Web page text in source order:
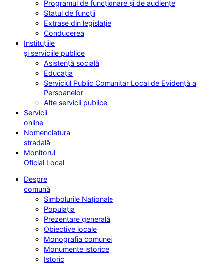
Programul de funcționare și de audiențe
Statul de funcții
Extrase din legislație
Conducerea
Instituțiile
și serviciile publice
Asistență socială
Educația
Serviciul Public Comunitar Local de Evidență a
Persoanelor
Alte servicii publice
Servicii
online
Nomenclatura
stradală
Monitorul
Oficial Local
Despre
comună
Simbolurile Naționale
Populația
Prezentare generală
Obiective locale
Monografia comunei
Monumente istorice
Istoric